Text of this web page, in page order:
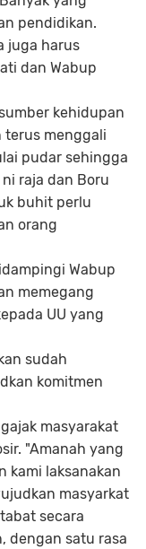
pendidikan.
juga harus
dan Wabup
kehidupan
terus menggali
pudar sehingga
raja dan Boru
buhit perlu
orang
Wabup
memegang
UU yang
sudah
komitmen
masyarakat
"Amanah yang
kami laksanakan
masyarkat
secara
dengan satu rasa